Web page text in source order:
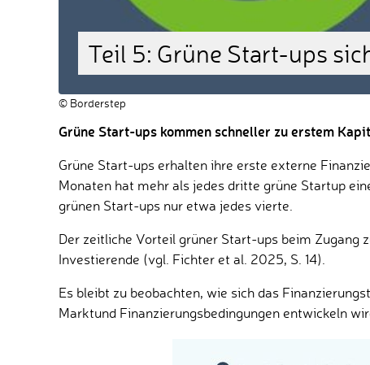
Teil 5: Grüne Start-ups
© Borderstep
Grüne Start-ups kommen schneller zu erstem
Grüne Start-ups erhalten ihre erste externe
Monaten hat mehr als jedes dritte grüne Startup
grünen Start-ups nur etwa jedes vierte.
Der zeitliche Vorteil grüner Start-ups beim
Investierende (vgl. Fichter et al. 2025, S. 14).
Es bleibt zu beobachten, wie sich das
Marktund Finanzierungsbedingungen entwickeln